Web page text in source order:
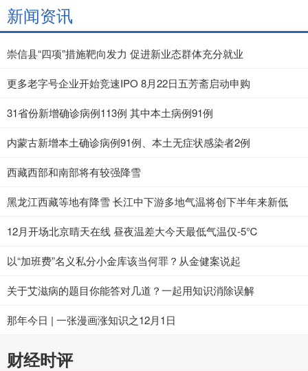
新闻资讯
崇信县“四项”措施靶向发力 促进新业态群体充分就业
更多老字号企业开始竞速IPO 8月22日五芳斋启动申购
31省份新增确诊病例113例 其中本土病例91例
内蒙古新增本土确诊病例91例、本土无症状感染者2例
西藏西部和南部将有较强降雪
黑龙江西藏等地有降雪 长江中下游多地气温将创下半年来新低
12月开场北京晴天在线 昼夜温差大今天最低气温仅-5℃
以“加班费”名义私分小金库该当何罪？从金健案说起
关于艾滋病的题目你能答对几道？一起用知识消除误解
那年今日 | 一张漫画涨知识之12月1日
财经时评